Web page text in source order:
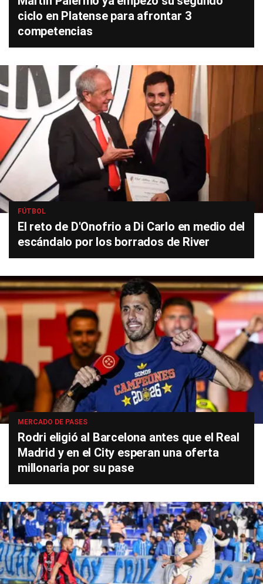
ciclo en Platense para afrontar 3
competencias
FÚTBOL
El reto de D'Onofrio a Di Carlo en medio del
escándalo por los borrados de River
MERCADO DE PASES
Rodri eligió al Barcelona antes que el Real
Madrid y en el City esperan una oferta
millonaria por su pase